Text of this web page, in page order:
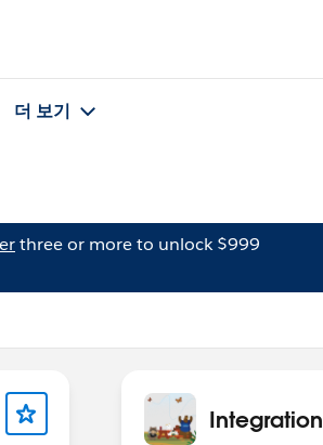
더 보기
three or more to unlock $999
Integration